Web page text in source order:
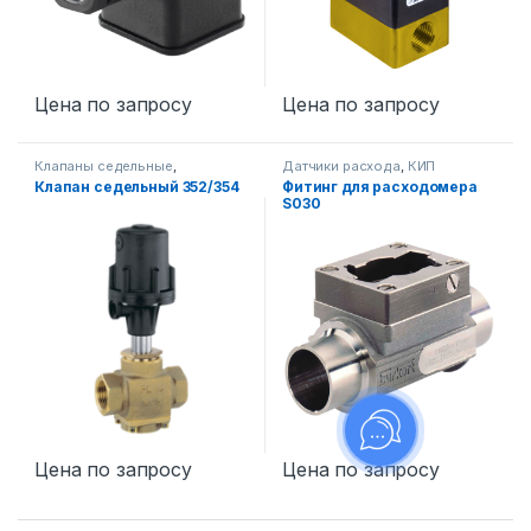
Цена по запросу Цена по запросу
Клапаны седельные
Промышленная запорная
арматура
Клапан седельный 352/354
Цена по запросу
Датчики расхода КИП
Фитинг для расходомера
S030
Цена по запросу